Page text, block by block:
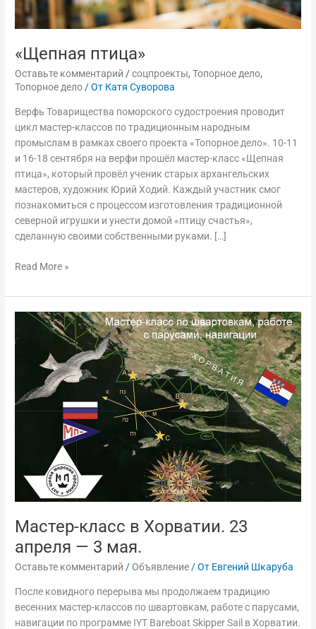
«Щепная птица»
Оставьте комментарий /соцпроекты,Топорное дело,
Топорное дело/ От Катя Суворова
Верфь Товарищества поморского судостроения проводит
цикл мастер-классов по традиционным народным
промыслам в рамках своего проекта «Топорное дело». 10-11
и 16-18 сентября на верфи прошёл мастер-класс «Щепная
птица», который провёл ученик старых архангельских
мастеров, художник Юрий Ходий. Каждый участник смог
познакомиться с процессом изготовления традиционной
северной игрушки и унести домой «птицу счастья»,
сделанную своими собственными руками. […]
Read More »
Мастер-класс в Хорватии. 23
апреля — 3 мая.
Оставьте комментарий / Объявление/ От Евгений Шкаруба
После ковидного перерыва мы продолжаем традицию
весенних мастер-классов по швартовкам, работе с парусами,
навигации по программе IYT Bareboat Skipper Sail в Хорватии.
Мастер-
Хорватии.
апреля
—